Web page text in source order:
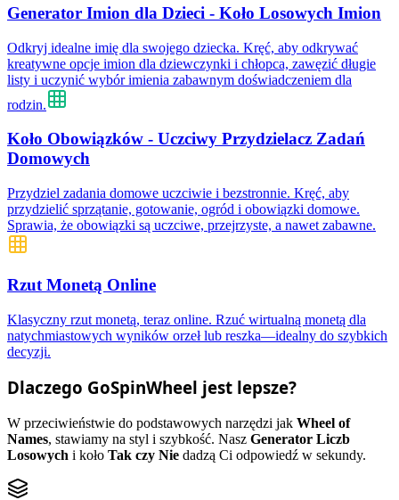
Generator Imion dla Dzieci - Koło Losowych Imion
Odkryj idealne imię dla swojego dziecka. Kręć, aby odkrywać
kreatywne opcje imion dla dziewczynki i chłopca, zawęzić długie
listy i uczynić wybór imienia zabawnym doświadczeniem dla
rodzin.
Koło Obowiązków - Uczciwy Przydzielacz Zadań
Domowych
Przydziel zadania domowe uczciwie i bezstronnie. Kręć, aby
przydzielić sprzątanie, gotowanie, ogród i obowiązki domowe.
Sprawia, że obowiązki są uczciwe, przejrzyste, a nawet zabawne.
Rzut Monetą Online
Klasyczny rzut monetą, teraz online. Rzuć wirtualną monetą dla
natychmiastowych wyników orzeł lub reszka—idealny do szybkich
decyzji.
Dlaczego GoSpinWheel jest lepsze?
W przeciwieństwie do podstawowych narzędzi jak Wheel of
Names, stawiamy na styl i szybkość. Nasz Generator Liczb
Losowych i koło Tak czy Nie dadzą Ci odpowiedź w sekundy.